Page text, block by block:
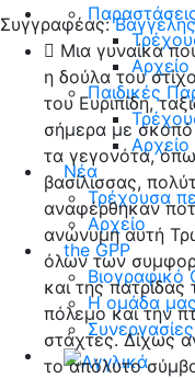
Αρχείο
Παιδικές
Αρχείο
Νέα
Τρέχουσα
Αρχείο
the GPP
Βιογραφικό
Η ομάδα μας
Συνεργασίες
Συγγραφέας:Βαγγέλης
Μια γυναίκα
η δούλα του
του Ευριπίδη,
σήμερα με σκοπό
τα γεγονότα,
βασίλισσας,
αναφέρθηκαν
ανώνυμη αυτή
όλων των
και της
πόλεμο και την
στάχτες. Δίχως
το απόλυτο